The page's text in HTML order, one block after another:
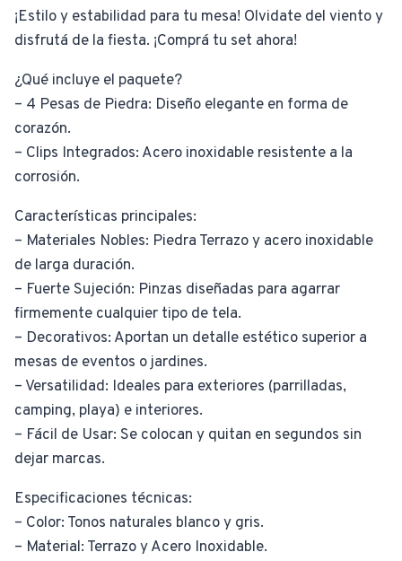
¡Estilo y estabilidad para tu mesa! Olvidate del viento y
disfrutá de la fiesta. ¡Comprá tu set ahora!
¿Qué incluye el paquete?
– 4 Pesas de Piedra: Diseño elegante en forma de
corazón.
– Clips Integrados: Acero inoxidable resistente a la
corrosión.
Características principales:
– Materiales Nobles: Piedra Terrazo y acero inoxidable
de larga duración.
– Fuerte Sujeción: Pinzas diseñadas para agarrar
firmemente cualquier tipo de tela.
– Decorativos: Aportan un detalle estético superior a
mesas de eventos o jardines.
– Versatilidad: Ideales para exteriores (parrilladas,
camping, playa) e interiores.
– Fácil de Usar: Se colocan y quitan en segundos sin
dejar marcas.
Especificaciones técnicas:
– Color: Tonos naturales blanco y gris.
– Material: Terrazo y Acero Inoxidable.